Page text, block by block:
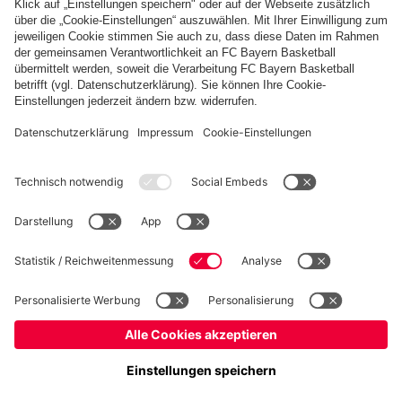
PARTNER
FC Bayern Tours
FC Bayern München AG
Kinder- und Jugendschutz Hinweisgebersystem
Verträge hier kündigen Cookie-Einstellungen